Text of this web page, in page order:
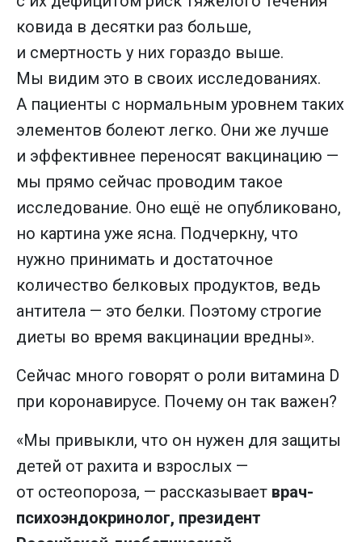
ковида в десятки раз больше,
и смертность у них гораздо выше.
Мы видим это в своих исследованиях.
А пациенты с нормальным уровнем таких
элементов болеют легко. Они же лучше
и эффективнее переносят вакцинацию —
мы прямо сейчас проводим такое
исследование. Оно ещё не опубликовано,
но картина уже ясна. Подчеркну, что
нужно принимать и достаточное
количество белковых продуктов, ведь
антитела — это белки. Поэтому строгие
диеты во время вакцинации вредны».
Сейчас много говорят о роли витамина D
при коронавирусе. Почему он так важен?
«Мы привыкли, что он нужен для защиты
детей от рахита и взрослых —
от остеопороза, — рассказывает врач-
психоэндокринолог, президент